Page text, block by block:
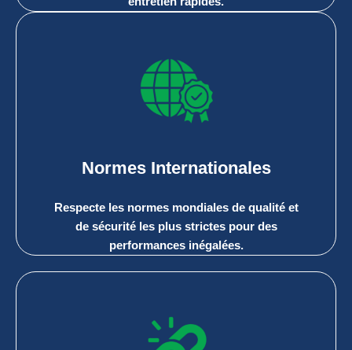
Normes Internationales
Respecte les normes mondiales de qualité et
de sécurité les plus strictes pour des
performances inégalées.